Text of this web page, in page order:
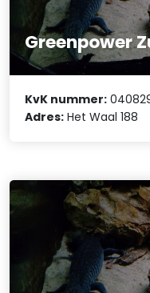
Greenpower
KvK nummer:
Adres: Het Waal 188